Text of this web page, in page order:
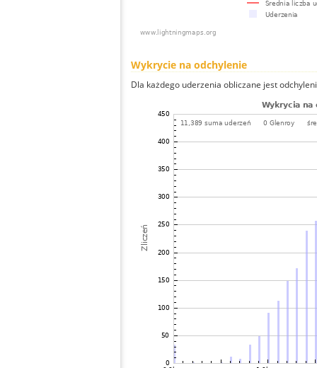
Wykrycie na odchylenie
Dla każdego uderzenia obliczane jest